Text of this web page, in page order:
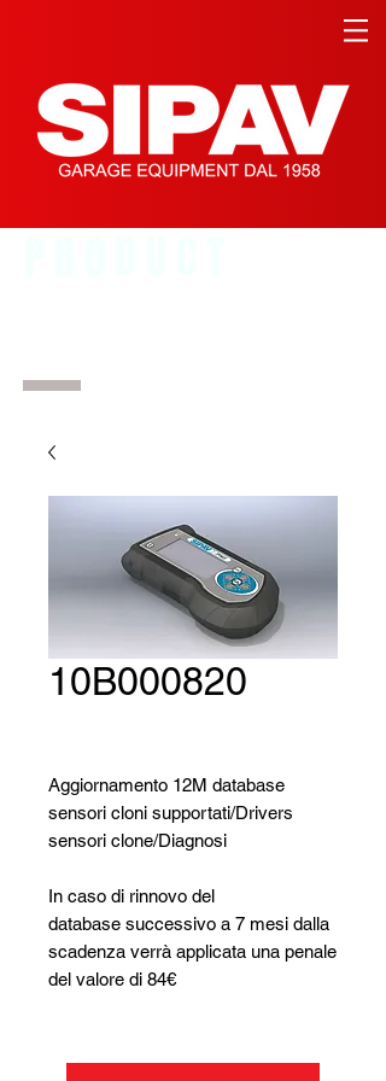
10B000820
Aggiornamento 12M database
sensori cloni supportati/Drivers
sensori clone/Diagnosi
In caso di rinnovo del
database successivo a 7 mesi dalla
scadenza verrà applicata una penale
del valore di 84€